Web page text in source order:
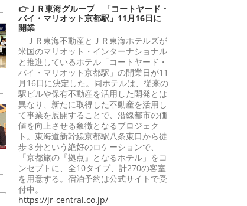
👉ＪＲ東海グループ 「コートヤード・
バイ・マリオット京都駅」11月16日に
開業
ＪＲ東海不動産とＪＲ東海ホテルズが
米国のマリオット・インターナショナル
と推進しているホテル「コートヤード・
バイ・マリオット京都駅」の開業日が11
月16日に決定した。同ホテルは、従来の
駅ビルや保有不動産を活用した開発とは
異なり、新たに取得した不動産を活用し
て事業を展開することで、沿線都市の価
値を向上させる象徴となるプロジェク
ト。東海道新幹線京都駅八条東口から徒
歩３分という絶好のロケーションで、
「京都旅の『拠点』となるホテル」をコ
ンセプトに、全10タイプ、計270の客室
を用意する。宿泊予約は公式サイトで受
付中。
https://jr-central.co.jp/